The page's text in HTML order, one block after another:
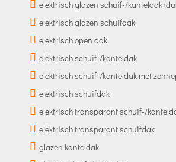
elektrisch glazen schuif-/kanteldak
elektrisch glazen schuifdak
elektrisch open dak
elektrisch schuif-/kanteldak
elektrisch schuif-/kanteldak met
elektrisch schuifdak
elektrisch transparant schuif-/
elektrisch transparant schuifdak
glazen kanteldak